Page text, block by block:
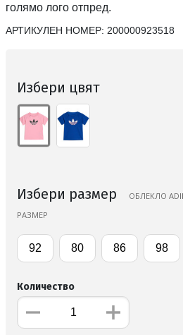
голямо лого отпред.
АРТИКУЛЕН НОМЕР: 200000923518
Избери цвят
Избери размер
ОБЛЕКЛО
РАЗМЕР
92 80 86 98
Количество